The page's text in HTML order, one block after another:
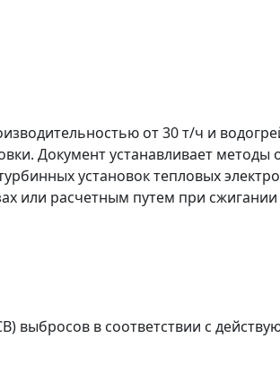
от 30 т/ч и
Документ устанавливает методы
установок тепловых
или расчетным путем при сжигании
выбросов в соответствии с